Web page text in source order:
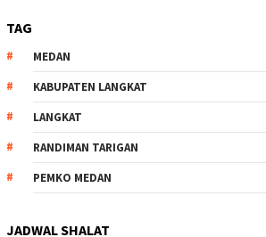
TAG
MEDAN
KABUPATEN LANGKAT
LANGKAT
RANDIMAN TARIGAN
PEMKO MEDAN
JADWAL SHALAT